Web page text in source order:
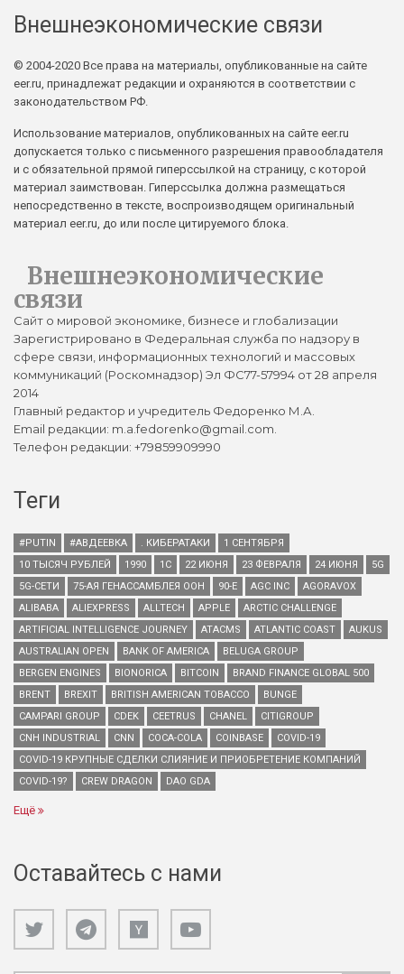
Внешнеэкономические связи
© 2004-2020 Все права на материалы, опубликованные на сайте
eer.ru, принадлежат редакции и охраняются в соответствии с
законодательством РФ.
Использование материалов, опубликованных на сайте eer.ru
допускается только с письменного разрешения правообладателя
и с обязательной прямой гиперссылкой на страницу, с которой
материал заимствован. Гиперссылка должна размещаться
непосредственно в тексте, воспроизводящем оригинальный
материал eer.ru, до или после цитируемого блока.
Внешнеэкономические
связи
Сайт о мировой экономике, бизнесе и глобализации
Зарегистрировано в Федеральная служба по надзору в
сфере связи, информационных технологий и массовых
коммуникаций (Роскомнадзор) Эл ФС77-57994 от 28 апреля
2014
Главный редактор и учредитель Федоренко М.А.
Email редакции: m.a.fedorenko@gmail.com.
Телефон редакции: +79859909990
Теги
#PUTIN #АВДЕЕВКА . КИБЕРАТАКИ
1 СЕНТЯБРЯ
10 ТЫСЯЧ РУБЛЕЙ
1990 1С 22 ИЮНЯ 23 ФЕВРАЛЯ 24 ИЮНЯ
5G
5G-СЕТИ
75-АЯ ГЕНАССАМБЛЕЯ ООН 90-Е AGC INC
AGORAVOX
ALIBABA
ALIEXPRESS ALLTECH APPLE
ARCTIC CHALLENGE
ARTIFICIAL INTELLIGENCE JOURNEY
ATACMS ATLANTIC COAST
AUKUS
AUSTRALIAN OPEN
BANK OF AMERICA
BELUGA GROUP
BERGEN ENGINES
BIONORICA BITCOIN
BRAND FINANCE GLOBAL 500
BRENT
BREXIT BRITISH AMERICAN TOBACCO
BUNGE
CAMPARI GROUP
CDEK CEETRUS CHANEL
CITIGROUP
CNH INDUSTRIAL
CNN COCA-COLA COINBASE
COVID-19
COVID-19 КРУПНЫЕ СДЕЛКИ СЛИЯНИЕ И ПРИОБРЕТЕНИЕ КОМПАНИЙ
COVID-19?
CREW DRAGON DAO GDA
Ещё
Оставайтесь с нами